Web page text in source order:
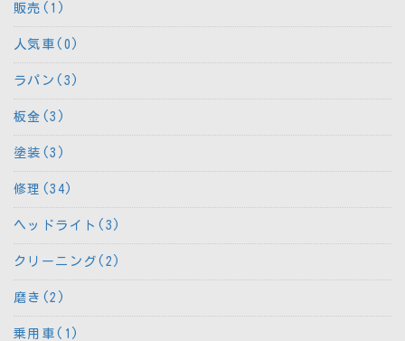
販売(1)
人気車(0)
ラパン(3)
板金(3)
塗装(3)
修理(34)
ヘッドライト(3)
クリーニング(2)
磨き(2)
乗用車(1)